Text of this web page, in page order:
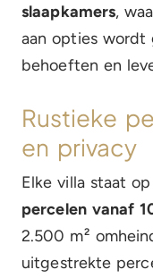
slaapkamers,
aan opties wordt
behoeften en
Rustieke
en privacy
Elke villa staat op
percelen vanaf
2.500 m²
uitgestrekte